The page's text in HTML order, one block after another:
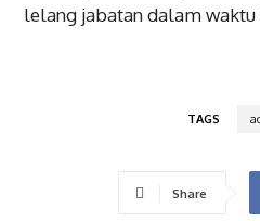
lelang jabatan dalam waktu
TAGS
Share